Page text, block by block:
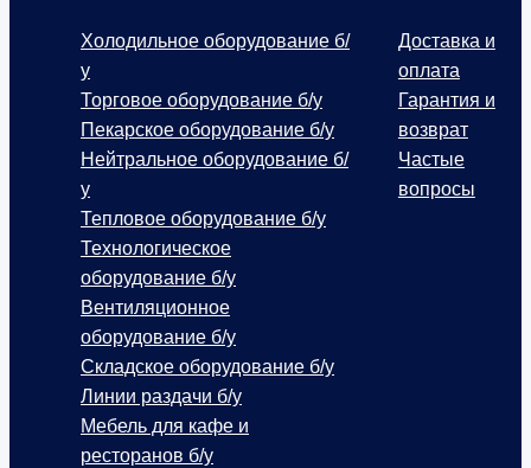
Холодильное оборудование б/
у
Торговое оборудование б/у
Пекарское оборудование б/у
Нейтральное оборудование б/
у
Тепловое оборудование б/у
Технологическое
оборудование б/у
Вентиляционное
оборудование б/у
Складское оборудование б/у
Линии раздачи б/у
Мебель для кафе и
ресторанов б/у
Доставка и
оплата
Гарантия и
возврат
Частые
вопросы